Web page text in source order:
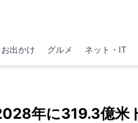
出かけ グルメ ネット・IT
年に319.3億米